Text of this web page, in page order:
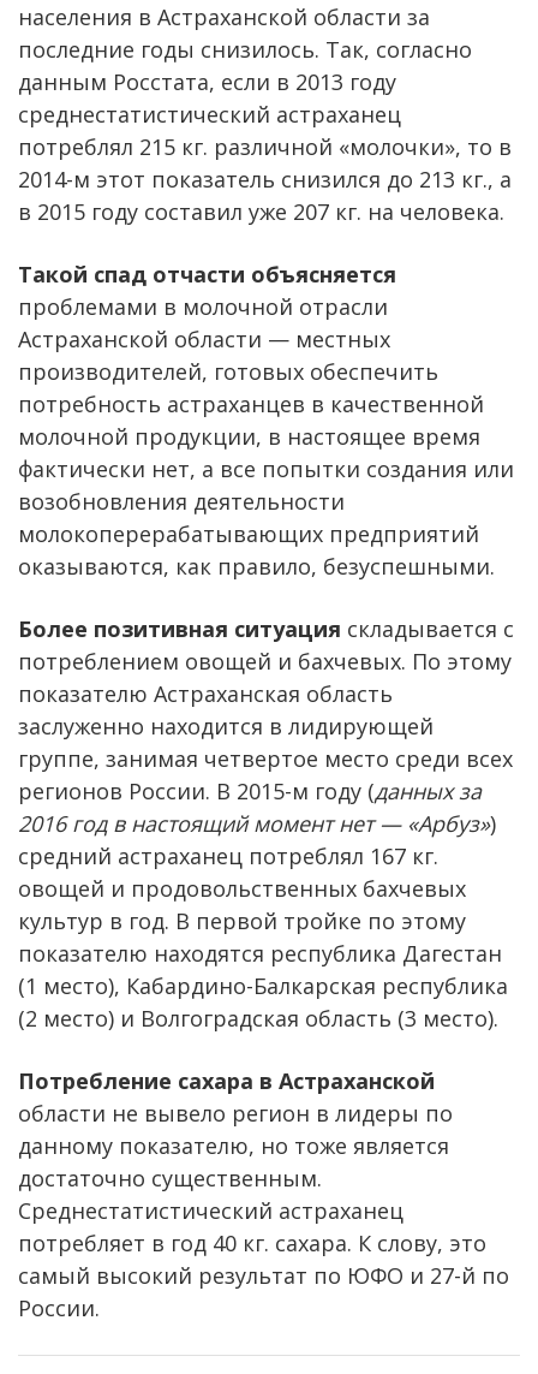
населения в Астраханской области за
последние годы снизилось. Так, согласно
данным Росстата, если в 2013 году
среднестатистический астраханец
потреблял 215 кг. различной «молочки», то в
2014-м этот показатель снизился до 213 кг., а
в 2015 году составил уже 207 кг. на человека.
Такой спад отчасти объясняется
проблемами в молочной отрасли
Астраханской области — местных
производителей, готовых обеспечить
потребность астраханцев в качественной
молочной продукции, в настоящее время
фактически нет, а все попытки создания или
возобновления деятельности
молокоперерабатывающих предприятий
оказываются, как правило, безуспешными.
Более позитивная ситуация складывается с
потреблением овощей и бахчевых. По этому
показателю Астраханская область
заслуженно находится в лидирующей
группе, занимая четвертое место среди всех
регионов России. В 2015-м году (данных за
2016 год в настоящий момент нет — «Арбуз»)
средний астраханец потреблял 167 кг.
овощей и продовольственных бахчевых
культур в год. В первой тройке по этому
показателю находятся республика Дагестан
(1 место), Кабардино-Балкарская республика
(2 место) и Волгоградская область (3 место).
Потребление сахара в Астраханской
области не вывело регион в лидеры по
данному показателю, но тоже является
достаточно существенным.
Среднестатистический астраханец
потребляет в год 40 кг. сахара. К слову, это
самый высокий результат по ЮФО и 27-й по
России.